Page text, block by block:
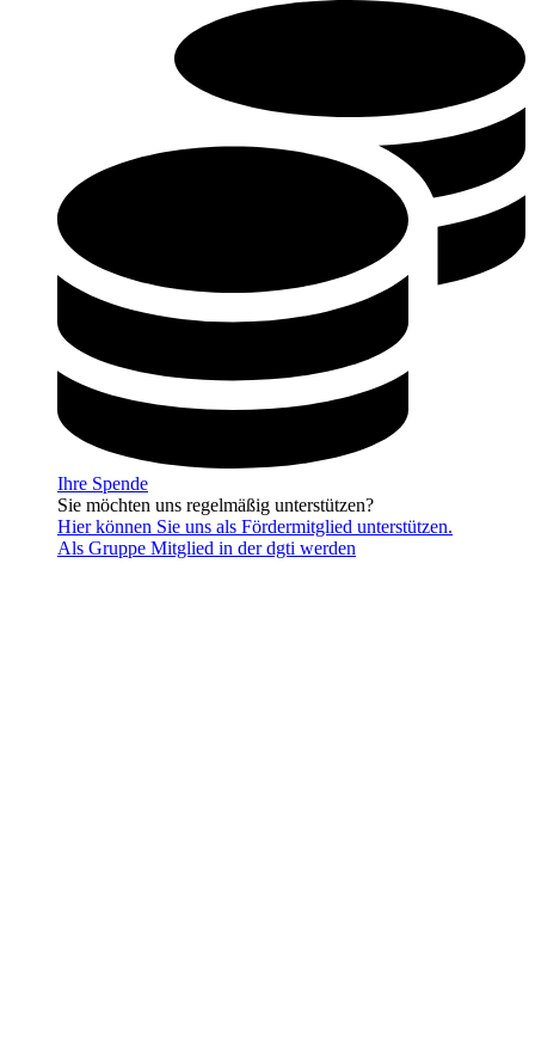
Ihre Spende
Sie möchten uns regelmäßig unterstützen?
Hier können Sie uns als Fördermitglied unterstützen.
Als Gruppe Mitglied in der dgti werden